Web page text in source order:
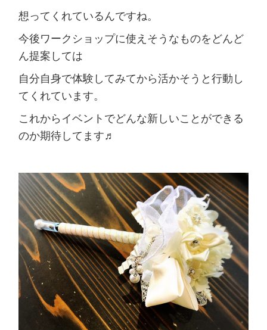
想ってくれているんですね。
今後ワークショップに使えそうなものをどんど
ん提案しては
自分自身で体験してみてから活かそうと行動し
てくれています。
これからイベントでどんな新しいことができる
のか期待してます♬